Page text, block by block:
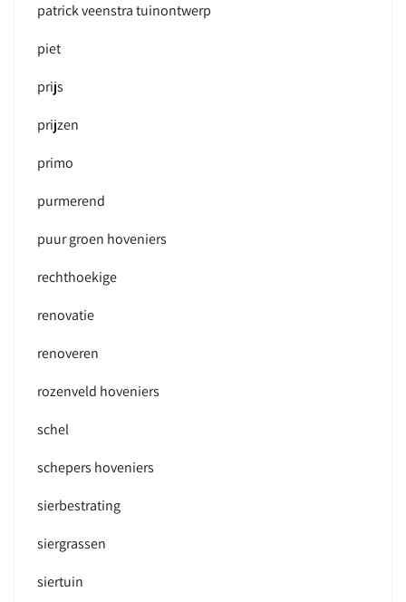
patrick veenstra tuinontwerp
piet
prijs
prijzen
primo
purmerend
puur groen hoveniers
rechthoekige
renovatie
renoveren
rozenveld hoveniers
schel
schepers hoveniers
sierbestrating
siergrassen
siertuin